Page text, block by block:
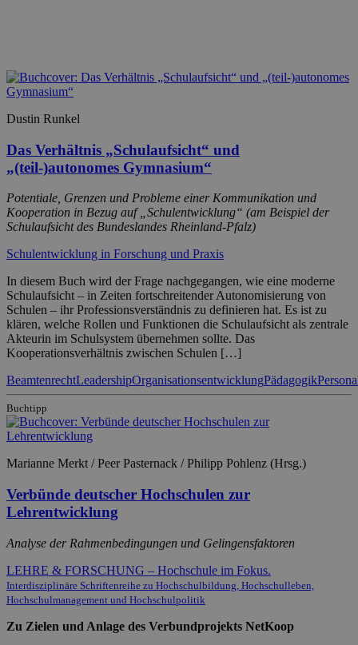
Dustin Runkel
Das Verhältnis „Schulaufsicht“ und
„(teil-)autonomes Gymnasium“
Potentiale, Grenzen und Probleme einer Kommunikation und
Kooperation in Bezug auf „Schulentwicklung“ (am Beispiel der
Schulaufsicht des Bundeslandes Rheinland-Pfalz)
Schulentwicklung in Forschung und Praxis
In diesem Buch wird der Frage nachgegangen, wie eine moderne
Schulaufsicht – in Zeiten fortschreitender Autonomisierung von
Schulen – ihr Professionsverständnis zu definieren hat. Es ist zu
klären, welche Rollen und Funktionen die Schulaufsicht als zentrale
Akteurin im Schulsystem übernehmen sollte. Das
Kooperationsverhältnis zwischen Schulen […]
BeamtenrechtLeadershipOrganisationsentwicklungPädagogik
Buchtipp
Marianne Merkt / Peer Pasternack / Philipp Pohlenz (Hrsg.)
Verbünde deutscher Hochschulen zur
Lehrentwicklung
Analyse der Rahmenbedingungen und Gelingensfaktoren
LEHRE & FORSCHUNG – Hochschule im Fokus.
Interdisziplinäre Schriftenreihe zu Hochschulbildung, Hochschulleben,
Hochschulmanagement und Hochschulpolitik
Zu Zielen und Anlage des Verbundprojekts NetKoop